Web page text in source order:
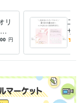
リ
ザ
円
二つ
ザイ
以外